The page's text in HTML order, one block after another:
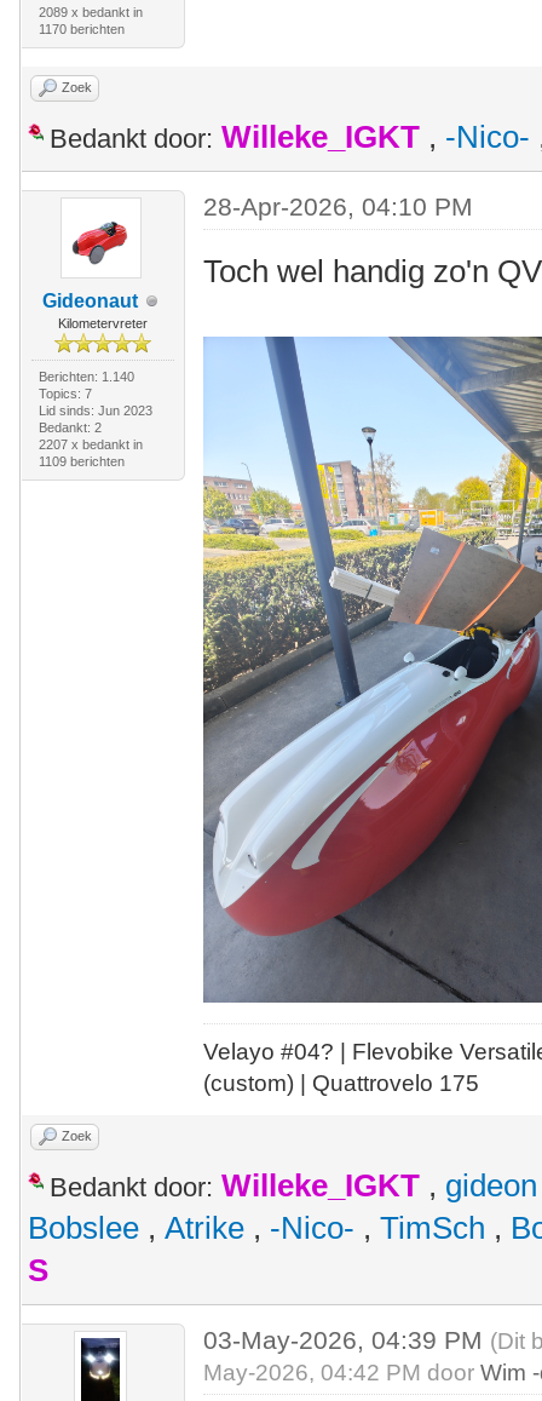
2089 x bedankt in
1170 berichten
Zoek
Bedankt door: Willeke_IGKT , -Nico-
Gideonaut
Kilometervreter
Berichten: 1.140
Topics: 7
Lid sinds: Jun 2023
Bedankt: 2
2207 x bedankt in
1109 berichten
28-Apr-2026, 04:10 PM
Toch wel handig zo'n
Velayo #04? | Flevobike
(custom) | Quattrovelo 175
Zoek
Bedankt door: Willeke_IGKT , gideon
Bobslee , Atrike , -Nico- , TimSch ,
S
03-May-2026, 04:39 PM (Dit
May-2026, 04:42 PM doorWim